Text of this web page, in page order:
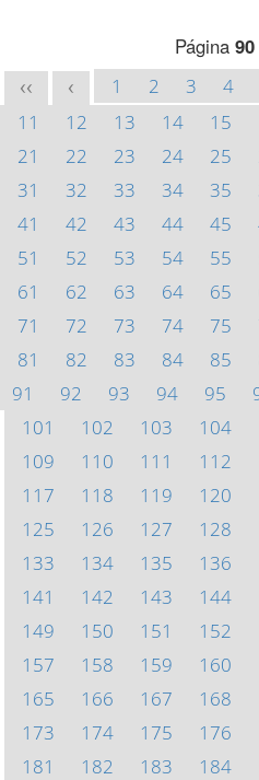
Página 90
<< < 1 2 3 4
11
12 13 14 15
21
22 23 24 25
31
32 33 34 35
41
42 43 44 45
51
52 53 54 55
61
62 63 64 65
71
72 73 74 75
81
82 83 84 85
91
92 93 94 95
101
102 103 104
109
110 111 112
117
118 119 120
125
126 127 128
133
134 135 136
141
142 143 144
149
150 151 152
157
158 159 160
165
166 167 168
173
174 175 176
181
182 183 184